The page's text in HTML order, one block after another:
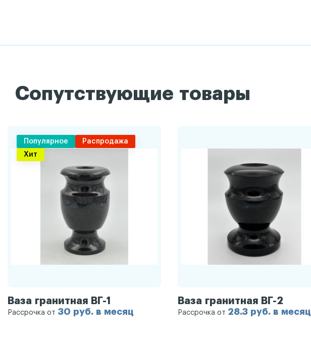
Сопутствующие товары
Популярное
Распродажа
Хит
Ваза гранитная ВГ-1
Рассрочка от 30 руб. в месяц
Ваза гранитная ВГ-2
Рассрочка от 28.3 руб. в месяц